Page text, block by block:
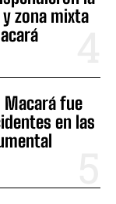
zona mixta
Macará fue
en las